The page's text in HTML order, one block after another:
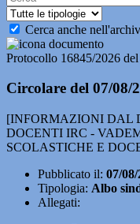
Cerca anche
Protocollo 16845/2026
Circolare del 07/08/
[INFORMAZIONI DAL
DOCENTI IRC -
SCOLASTICHE E
Pubblicato il: 07/
Tipologia: Albo
Allegati: